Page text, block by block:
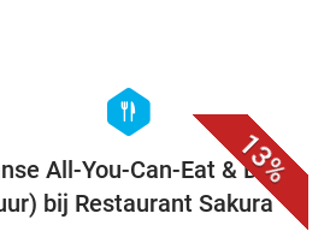
13%
hexagon
food
All-You-Can-Eat & Drink
bij Restaurant Sakura